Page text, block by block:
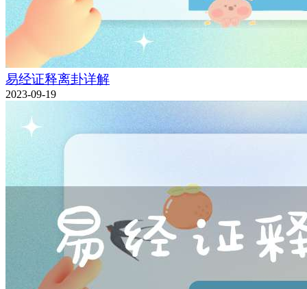
易经证释离卦详解
2023-09-19